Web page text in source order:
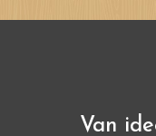
Van